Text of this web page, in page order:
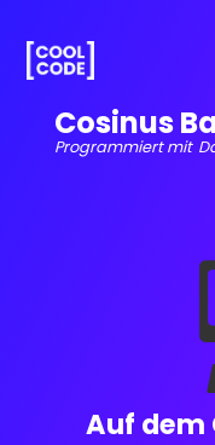
Cosinus
Programmiert mit
Auf